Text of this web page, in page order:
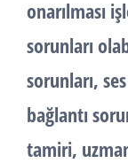
onarılması
sorunları
sorunları,
bağlantı
tamiri,